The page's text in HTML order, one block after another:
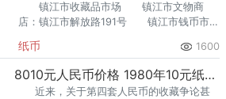
镇江市收藏品市场 镇江市文物商
店：镇江市解放路191号 镇江市钱币市
钱币不需要去钱币交易市场，只需一个电话
即可完成。
纸币 1600
8010元人民币价格 1980年10元纸币值多少钱一张
近来，关于第四套人民币的收藏争论甚